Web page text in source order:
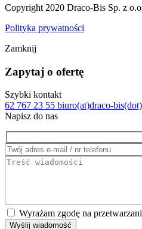
Copyright 2020 Draco-Bis Sp. z
Polityka prywatności
Zamknij
Zapytaj o ofertę
Szybki kontakt
62 767 23 55 biuro(at)draco-
Napisz do nas
Wyrażam zgodę na